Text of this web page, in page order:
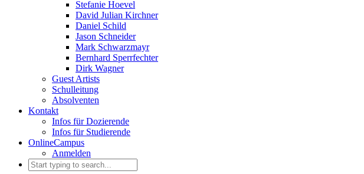
Stefanie Hoevel
David Julian Kirchner
Daniel Schild
Jason Schneider
Mark Schwarzmayr
Bernhard Sperrfechter
Dirk Wagner
Guest Artists
Schulleitung
Absolventen
Kontakt
Infos für Dozierende
Infos für Studierende
OnlineCampus
Anmelden